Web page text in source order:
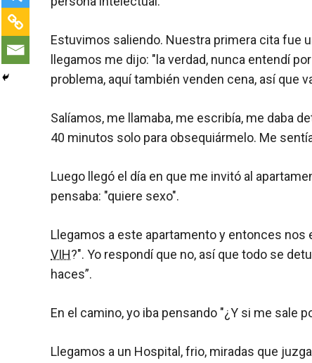
Estuvimos saliendo. Nuestra primera cita fue
llegamos me dijo: "la verdad, nunca entendí
problema, aquí también venden cena, así que
Salíamos, me llamaba, me escribía, me daba
40 minutos solo para obsequiármelo. Me
Luego llegó el día en que me invitó al
pensaba: "quiere sexo".
Llegamos a este apartamento y entonces nos
VIH?". Yo respondí que no, así que todo se
haces”.
En el camino, yo iba pensando "¿Y si me sale
Llegamos a un Hospital, frio, miradas que